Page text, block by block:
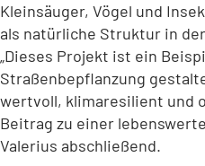
Kleinsäuger, Vögel und
als natürliche Struktur in
„Dieses Projekt ist ein
Straßenbepflanzung
wertvoll, klimaresilient und
Beitrag zu einer
Valerius abschließend.